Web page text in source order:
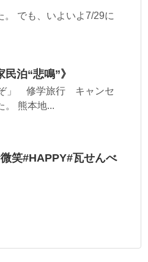
でも、いよいよ7/29に
泊“悲鳴”》
ぞ」 修学旅行 キャンセ
。 熊本地...
笑#HAPPY#瓦せんべ